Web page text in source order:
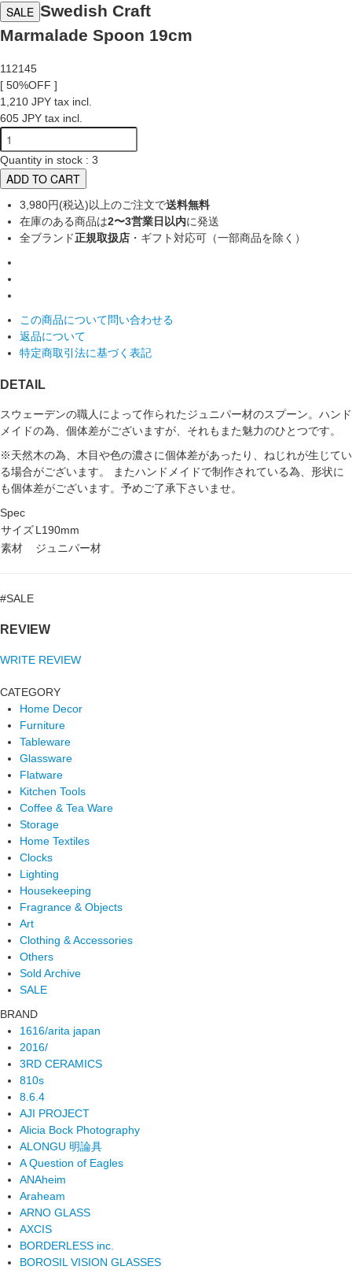
SALE Swedish Craft
Marmalade Spoon 19cm
112145
[ 50%OFF ]
1,210 JPY tax incl.
605 JPY tax incl.
Quantity in stock : 3
ADD TO CART
3,980円(税込)以上のご注文で送料無料
在庫のある商品は2〜3営業日以内に発送
全ブランド正規取扱店 ・ギフト対応可（一部商品を除く）
この商品について問い合わせる
返品について
特定商取引法に基づく表記
DETAIL
スウェーデンの職人によって作られたジュニパー材のスプーン。ハンド
メイドの為、個体差がございますが、それもまた魅力のひとつです。
※天然木の為、木目や色の濃さに個体差があったり、ねじれが生じてい
る場合がございます。 またハンドメイドで制作されている為、形状に
も個体差がございます。予めご了承下さいませ。
Spec
サイズL190mm
素材
ジュニパー材
#SALE
REVIEW
WRITE REVIEW
CATEGORY
Home Decor
Furniture
Tableware
Glassware
Flatware
Kitchen Tools
Coffee & Tea Ware
Storage
Home Textiles
Clocks
Lighting
Housekeeping
Fragrance & Objects
Art
Clothing & Accessories
Others
Sold Archive
SALE
BRAND
1616/arita japan
2016/
3RD CERAMICS
810s
8.6.4
AJI PROJECT
Alicia Bock Photography
ALONGU 明論具
A Question of Eagles
ANAheim
Araheam
ARNO GLASS
AXCIS
BORDERLESS inc.
BOROSIL VISION GLASSES